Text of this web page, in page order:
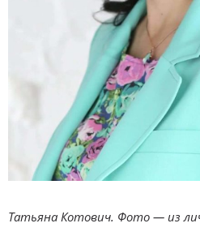
Татьяна Котович. Фото — из